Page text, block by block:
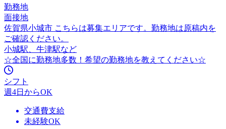
勤務地
面接地
佐賀県小城市 こちらは募集エリアです。勤務地は原稿内を
ご確認ください。
小城駅、牛津駅など
☆全国に勤務地多数！希望の勤務地を教えてください☆
シフト
週4日からOK
交通費支給
未経験OK